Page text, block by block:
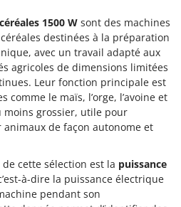
tracteur
vignes
des fruits
1500 W sont des machines
destinées à la préparation
avec un travail adapté aux
agricoles de dimensions limitées
Leur fonction principale est
comme le maïs, l’orge, l’avoine et
grossier, utile pour
de façon autonome et
cette sélection est la puissance
à-dire la puissance électrique
pendant son